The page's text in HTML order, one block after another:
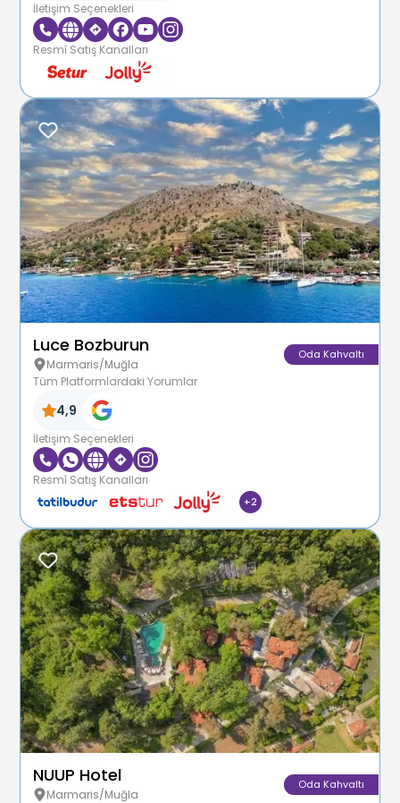
İletişim Seçenekleri
Resmî Satış Kanalları
Luce Bozburun
Marmaris/Muğla
Oda Kahvaltı
Tüm Platformlardaki Yorumlar
4,9
İletişim Seçenekleri
Resmî Satış Kanalları
+2
NUUP Hotel
Marmaris/Muğla
Oda Kahvaltı